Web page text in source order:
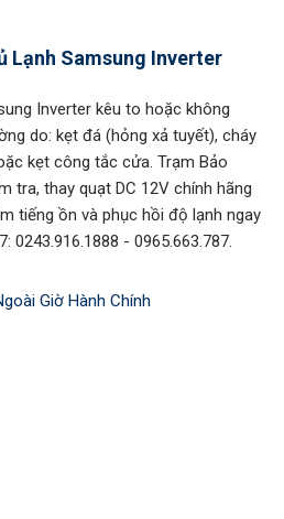
Lạnh Samsung Inverter
Inverter kêu to hoặc không
do: kẹt đá (hỏng xả tuyết), cháy
kẹt công tắc cửa. Trạm Bảo
tra, thay quạt DC 12V chính hãng
tiếng ồn và phục hồi độ lạnh ngay
0243.916.1888 - 0965.663.787.